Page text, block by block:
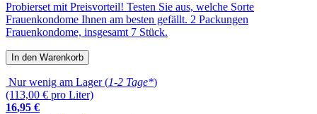
Probierset mit Preisvorteil! Testen Sie aus, welche Sorte
Frauenkondome Ihnen am besten gefällt. 2 Packungen
Frauenkondome, insgesamt 7 Stück.
In den Warenkorb
Nur wenig am Lager (1-2 Tage*)
(113,00 € pro Liter)
16,95 €